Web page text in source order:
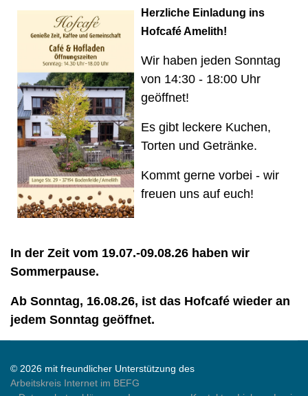
Herzliche Einladung ins
Hofcafé Amelith!
Wir haben jeden Sonntag
von 14:30 - 18:00 Uhr
geöffnet!
Es gibt leckere Kuchen,
Torten und Getränke.
Kommt gerne vorbei - wir
freuen uns auf euch!
In der Zeit vom 19.07.-09.08.26 haben wir
Sommerpause.
Ab Sonntag, 16.08.26, ist das Hofcafé wieder an
jedem Sonntag geöffnet.
© 2026 mit freundlicher Unterstützung des
Arbeitskreis Internet im BEFG